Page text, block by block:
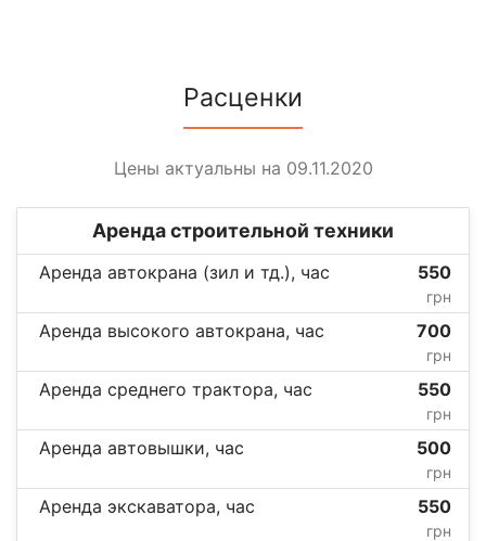
Расценки
Цены актуальны на 09.11.2020
Аренда строительной техники
Аренда автокрана (зил и тд.), час 550
грн
Аренда высокого автокрана, час 700
грн
Аренда среднего трактора, час 550
грн
Аренда автовышки, час 500
грн
Аренда экскаватора, час 550
грн